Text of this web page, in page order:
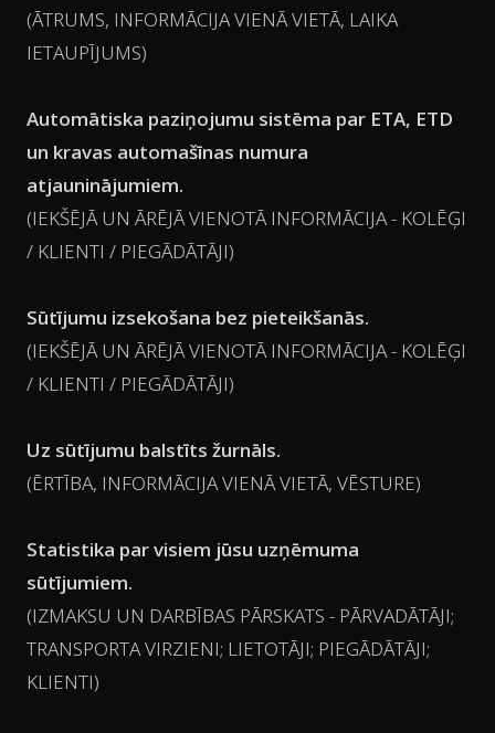
(ĀTRUMS, INFORMĀCIJA VIENĀ VIETĀ, LAIKA
IETAUPĪJUMS)
Automātiska paziņojumu sistēma par ETA, ETD
un kravas automašīnas numura
atjauninājumiem.
(IEKŠĒJĀ UN ĀRĒJĀ VIENOTĀ INFORMĀCIJA - KOLĒĢI
/ KLIENTI / PIEGĀDĀTĀJI)
Sūtījumu izsekošana bez pieteikšanās.
(IEKŠĒJĀ UN ĀRĒJĀ VIENOTĀ INFORMĀCIJA - KOLĒĢI
/ KLIENTI / PIEGĀDĀTĀJI)
Uz sūtījumu balstīts žurnāls.
(ĒRTĪBA, INFORMĀCIJA VIENĀ VIETĀ, VĒSTURE)
Statistika par visiem jūsu uzņēmuma
sūtījumiem.
(IZMAKSU UN DARBĪBAS PĀRSKATS - PĀRVADĀTĀJI;
TRANSPORTA VIRZIENI; LIETOTĀJI; PIEGĀDĀTĀJI;
KLIENTI)